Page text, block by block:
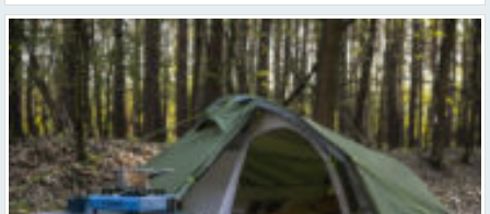
Kāpēc divus trīs gadus veci mazlietoti auto ar garantiju ir laba izvēle